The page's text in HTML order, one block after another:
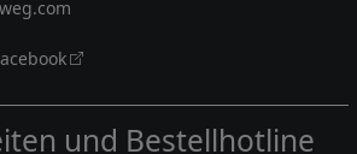
und Bestellhotline